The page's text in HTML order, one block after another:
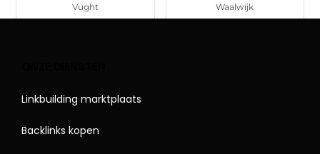
Vught Waalwijk
Linkbuilding marktplaats
Backlinks kopen